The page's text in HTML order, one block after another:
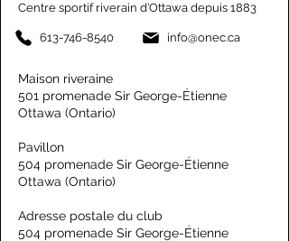
Centre sportif riverain d’Ottawa depuis 1883
613-746-8540 info@onec.ca
Maison riveraine
501 promenade Sir George-Étienne
Ottawa (Ontario)
Pavillon
504 promenade Sir George-Étienne
Ottawa (Ontario)
Adresse postale du club
504 promenade Sir George-Étienne